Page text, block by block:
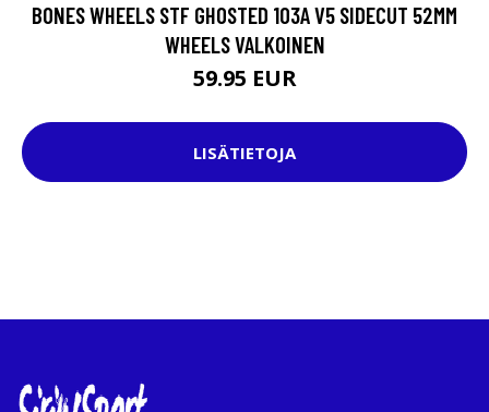
BONES WHEELS STF GHOSTED 103A V5 SIDECUT 52MM
WHEELS VALKOINEN
59.95 EUR
LISÄTIETOJA